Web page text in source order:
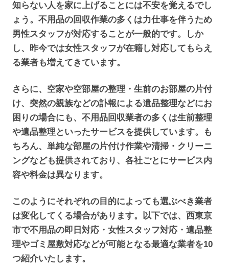
知らない人を家に上げることには不安を覚えるでし
ょう。不用品の回収作業の多くは力仕事を伴うため
男性スタッフが対応することが一般的です。しか
し、昨今では女性スタッフが在籍し対応してもらえ
る業者も増えてきています。
さらに、空家や空部屋の整理・生前のお部屋の片付
け、突然の親族などの訃報による遺品整理などにお
困りの場合にも、不用品回収業者の多くは生前整理
や遺品整理といったサービスを提供しています。も
ちろん、単純な部屋の片付け作業や清掃・クリーニ
ングなども提供されており、各社ごとにサービス内
容や料金は異なります。
このようにそれぞれの目的によっても選ぶべき業者
は変化してくる場合があります。以下では、西東京
市で不用品の即日対応・女性スタッフ対応・遺品整
理やゴミ屋敷対応などが可能となる最適な業者を10
つ紹介いたします。